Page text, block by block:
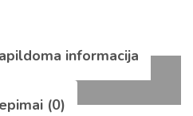
informacija
(0)